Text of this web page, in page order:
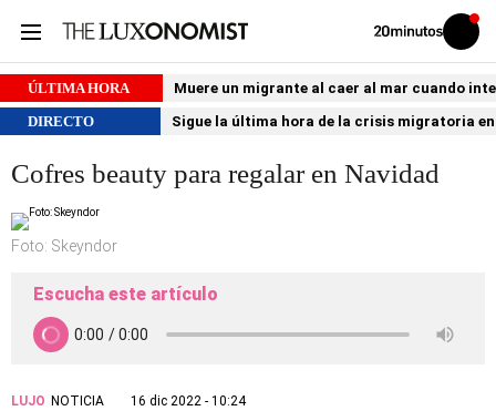
Volver
Iniciar
sesión
ÚLTIMA HORA
Muere un migrante al caer al mar cuando
DIRECTO
Sigue la última hora de la crisis migratoria
Cofres beauty para regalar en Navidad
Foto: Skeyndor
Escucha este artículo
LUJO NOTICIA
16 dic 2022 - 10:24